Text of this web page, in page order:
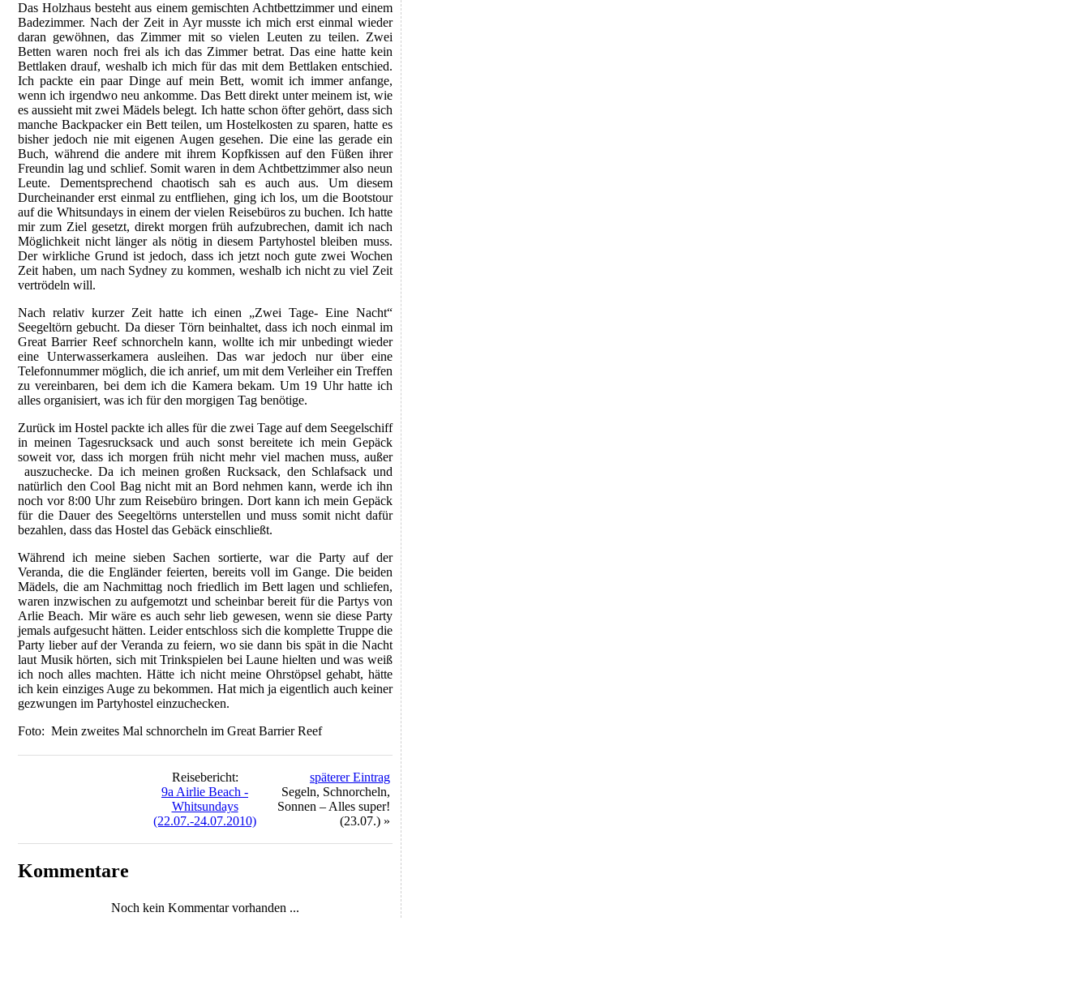
Das Holzhaus besteht aus einem gemischten Achtbettzimmer und einem
Badezimmer. Nach der Zeit in Ayr musste ich mich erst einmal wieder
daran gewöhnen, das Zimmer mit so vielen Leuten zu teilen. Zwei
Betten waren noch frei als ich das Zimmer betrat. Das eine hatte kein
Bettlaken drauf, weshalb ich mich für das mit dem Bettlaken entschied.
Ich packte ein paar Dinge auf mein Bett, womit ich immer anfange,
wenn ich irgendwo neu ankomme. Das Bett direkt unter meinem ist, wie
es aussieht mit zwei Mädels belegt. Ich hatte schon öfter gehört, dass sich
manche Backpacker ein Bett teilen, um Hostelkosten zu sparen, hatte es
bisher jedoch nie mit eigenen Augen gesehen. Die eine las gerade ein
Buch, während die andere mit ihrem Kopfkissen auf den Füßen ihrer
Freundin lag und schlief. Somit waren in dem Achtbettzimmer also neun
Leute. Dementsprechend chaotisch sah es auch aus. Um diesem
Durcheinander erst einmal zu entfliehen, ging ich los, um die Bootstour
auf die Whitsundays in einem der vielen Reisebüros zu buchen. Ich hatte
mir zum Ziel gesetzt, direkt morgen früh aufzubrechen, damit ich nach
Möglichkeit nicht länger als nötig in diesem Partyhostel bleiben muss.
Der wirkliche Grund ist jedoch, dass ich jetzt noch gute zwei Wochen
Zeit haben, um nach Sydney zu kommen, weshalb ich nicht zu viel Zeit
vertrödeln will.
Nach relativ kurzer Zeit hatte ich einen „Zwei Tage- Eine Nacht“
Seegeltörn gebucht. Da dieser Törn beinhaltet, dass ich noch einmal im
Great Barrier Reef schnorcheln kann, wollte ich mir unbedingt wieder
eine Unterwasserkamera ausleihen. Das war jedoch nur über eine
Telefonnummer möglich, die ich anrief, um mit dem Verleiher ein Treffen
zu vereinbaren, bei dem ich die Kamera bekam. Um 19 Uhr hatte ich
alles organisiert, was ich für den morgigen Tag benötige.
Zurück im Hostel packte ich alles für die zwei Tage auf dem Seegelschiff
in meinen Tagesrucksack und auch sonst bereitete ich mein Gepäck
soweit vor, dass ich morgen früh nicht mehr viel machen muss, außer
auszuchecke. Da ich meinen großen Rucksack, den Schlafsack und
natürlich den Cool Bag nicht mit an Bord nehmen kann, werde ich ihn
noch vor 8:00 Uhr zum Reisebüro bringen. Dort kann ich mein Gepäck
für die Dauer des Seegeltörns unterstellen und muss somit nicht dafür
bezahlen, dass das Hostel das Gebäck einschließt.
Während ich meine sieben Sachen sortierte, war die Party auf der
Veranda, die die Engländer feierten, bereits voll im Gange. Die beiden
Mädels, die am Nachmittag noch friedlich im Bett lagen und schliefen,
waren inzwischen zu aufgemotzt und scheinbar bereit für die Partys von
Arlie Beach. Mir wäre es auch sehr lieb gewesen, wenn sie diese Party
jemals aufgesucht hätten. Leider entschloss sich die komplette Truppe die
Party lieber auf der Veranda zu feiern, wo sie dann bis spät in die Nacht
laut Musik hörten, sich mit Trinkspielen bei Laune hielten und was weiß
ich noch alles machten. Hätte ich nicht meine Ohrstöpsel gehabt, hätte
ich kein einziges Auge zu bekommen. Hat mich ja eigentlich auch keiner
gezwungen im Partyhostel einzuchecken.
Foto: Mein zweites Mal schnorcheln im Great Barrier Reef
Reisebericht:
9a Airlie Beach -
Whitsundays
(22.07.-24.07.2010)
späterer Eintrag
Segeln, Schnorcheln,
Sonnen – Alles super!
(23.07.) »
Kommentare
Noch kein Kommentar vorhanden ...